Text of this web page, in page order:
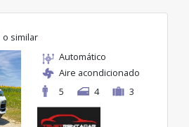
o similar
Automático
Aire acondicionado
5
4 3